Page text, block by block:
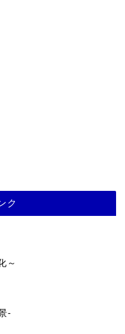
ク
～
-